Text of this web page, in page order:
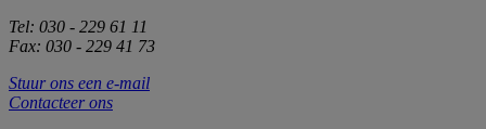
Tel: 030 - 229 61 11
Fax: 030 - 229 41 73
Stuur ons een e-mail
Contacteer ons